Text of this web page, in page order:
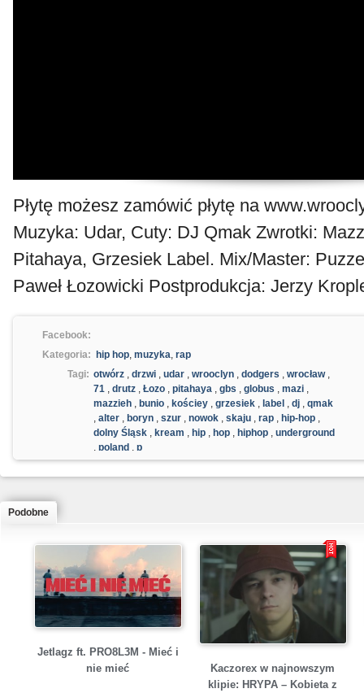
Płytę możesz zamówić płytę na
Muzyka: Udar, Cuty: DJ Qmak Zwrotki:
Pitahaya, Grzesiek Label. Mix/Master:
Paweł Łozowicki Postprodukcja: Jerzy
Facebook:
Kategoria:
hip hop, muzyka, rap
Tagi: otwórz , drzwi , udar , wrooclyn , dodgers , wrocław,
71 , drutz , Łozo , pitahaya , gbs , globus , mazi ,
mazzieh , bunio , kościey , grzesiek , label , dj , qmak
, alter , boryn , szur , nowok , skaju , rap , hip-hop ,
dolny Śląsk , kream , hip , hop , hiphop , underground
, poland , p
Podobne
Jetlagz ft. PRO8L3M - Mieć i
nie mieć
Kaczorex w najnowszym
klipie: HRYPA – Kobieta z